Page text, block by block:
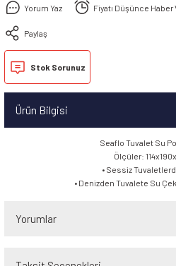
Yorum Yaz Fiyatı Düşünce Haber
Paylaş
Stok Sorunuz
Ürün Bilgisi
Seaflo Tuvalet Su
Ölçüler:
• Sessiz
• Denizden Tuvalete Su
Yorumlar